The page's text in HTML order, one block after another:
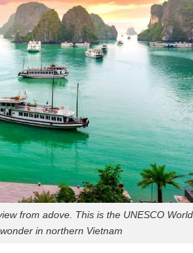
from adove. This is the UNESCO World
in northern Vietnam